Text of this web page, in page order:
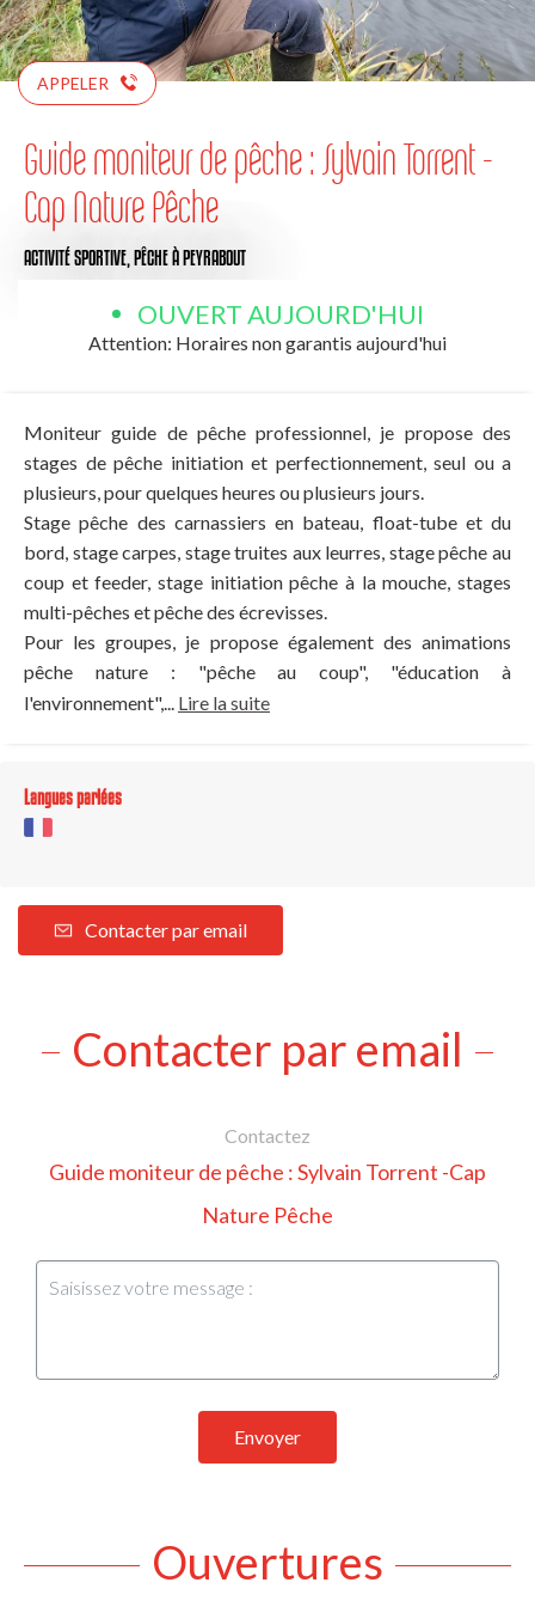
APPELER
Guide moniteur de pêche : Sylvain Torrent -
Cap Nature Pêche
ACTIVITÉ SPORTIVE, PÊCHEÀ PEYRABOUT
OUVERT AUJOURD'HUI
Attention: Horaires non garantis aujourd'hui
Moniteur guide de pêche professionnel, je propose des
stages de pêche initiation et perfectionnement, seul ou a
plusieurs, pour quelques heures ou plusieurs jours.
Stage pêche des carnassiers en bateau, float-tube et du
bord, stage carpes, stage truites aux leurres, stage pêche au
coup et feeder, stage initiation pêche à la mouche, stages
multi-pêches et pêche des écrevisses.
Pour les groupes, je propose également des animations
pêche nature : "pêche au coup", "éducation à
l'environnement",... Lire la suite
Langues parlées
Contacter par email
Contacter par email
Contactez
Guide moniteur de pêche : Sylvain Torrent -Cap
Nature Pêche
Envoyer
Ouvertures